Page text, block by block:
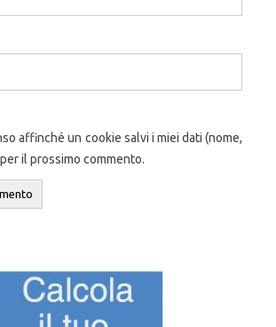
affinché un cookie salvi i miei dati (nome,
il prossimo commento.